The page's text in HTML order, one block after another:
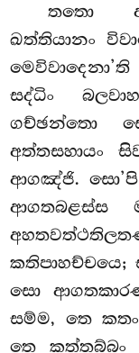
තතො
ඛත්තියානං
සද්ධිං
ගච්ඡන්තො
අත්තසහායං
ආගඤ්ජි. සො’පි
ආගතබළස්ස
සො
සම්ම, තෙ
තෙ කත්තබ්බං